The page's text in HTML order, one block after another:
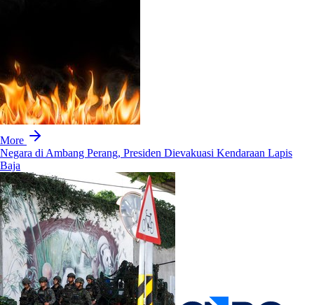
More
Negara di Ambang Perang, Presiden Dievakuasi Kendaraan Lapis
Baja